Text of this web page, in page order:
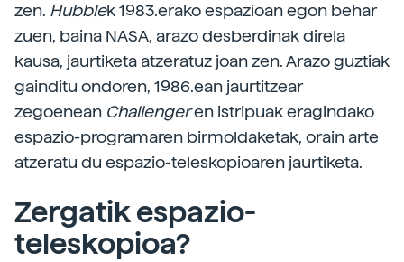
zen. Hubblek 1983.erako espazioan egon behar
zuen, baina NASA, arazo desberdinak direla
kausa, jaurtiketa atzeratuz joan zen. Arazo guztiak
gainditu ondoren, 1986.ean jaurtitzear
zegoenean Challengeren istripuak eragindako
espazio-programaren birmoldaketak, orain arte
atzeratu du espazio-teleskopioaren jaurtiketa.
Zergatik espazio-
teleskopioa?